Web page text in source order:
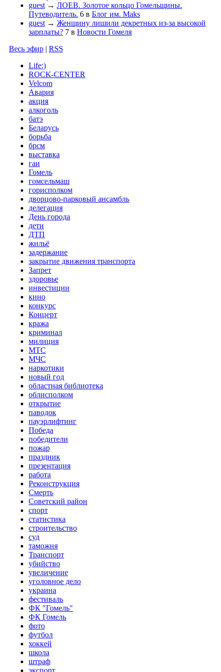
guest → ЛОЕВ. Золотое кольцо Гомельщины.
Путеводитель. 6 в Блог им. Maks
guest → Женщину лишили декретных из-за высокой
зарплаты? 7 в Новости Гомеля
Весь эфир | RSS
Life:)
ROCK-CENTER
Velcom
Авария
акция
алкоголь
батэ
Беларусь
борьба
брсм
выставка
гаи
Гомель
гомсельмаш
горисполком
дворцово-парковый ансамбль
делегация
День города
дети
ДТП
жильё
задержание
закрытие движения транспорта
Запрет
здоровье
инвестиции
кино
конкурс
Концерт
кража
криминал
милиция
МТС
МЧС
наркотики
новый год
областная библиотека
облисполком
открытие
паводок
пауэрлифтинг
Победа
победители
пожар
праздник
презентация
работа
Реконструкция
Смерть
Советский район
спорт
статистика
строительство
суд
таможня
Транспорт
убийство
увеличение
уголовное дело
украина
фестиваль
ФК "Гомель"
ФК Гомель
фото
футбол
хоккей
школа
штраф